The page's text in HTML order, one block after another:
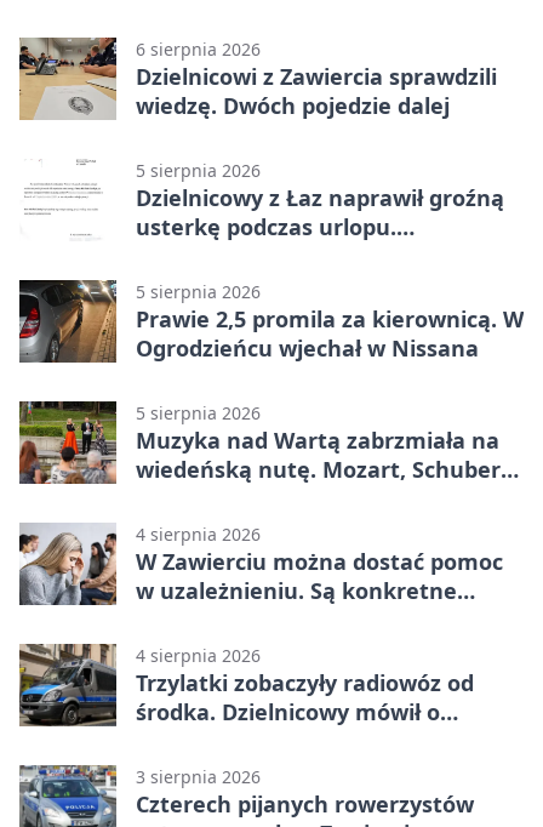
6 sierpnia 2026
Dzielnicowi z Zawiercia sprawdzili
wiedzę. Dwóch pojedzie dalej
5 sierpnia 2026
Dzielnicowy z Łaz naprawił groźną
usterkę podczas urlopu.
5 sierpnia 2026
Prawie 2,5 promila za kierownicą. W
Ogrodzieńcu wjechał w Nissana
5 sierpnia 2026
Muzyka nad Wartą zabrzmiała na
wiedeńską nutę. Mozart, Schubert i
4 sierpnia 2026
W Zawierciu można dostać pomoc
w uzależnieniu. Są konkretne
4 sierpnia 2026
Trzylatki zobaczyły radiowóz od
środka. Dzielnicowy mówił o
3 sierpnia 2026
Czterech pijanych rowerzystów